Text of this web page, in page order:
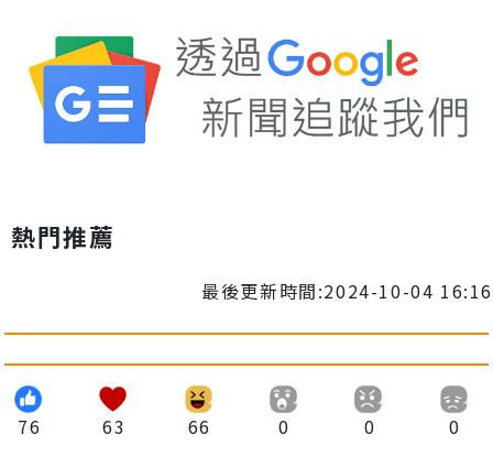
熱門推薦
最後更新時間:2024-10-04 16:16
76 63 66 0 0 0